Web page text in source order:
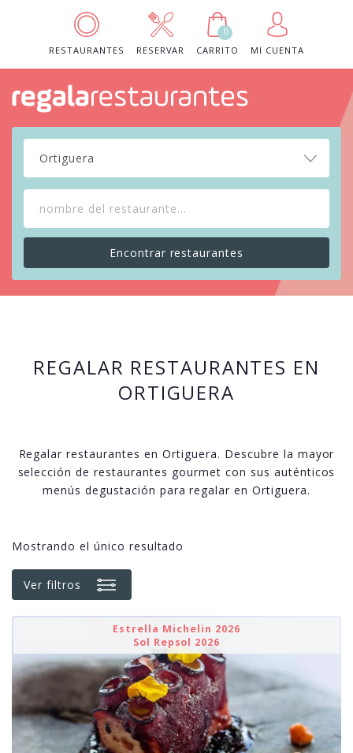
RESTAURANTES RESERVAR
0
CARRITO
MI CUENTA
Ortiguera
REGALAR RESTAURANTES EN
ORTIGUERA
Regalar restaurantes en Ortiguera. Descubre la mayor
selección de restaurantes gourmet con sus auténticos
menús degustación para regalar en Ortiguera.
Mostrando el único resultado
Ver filtros
Estrella Michelin 2026
Sol Repsol 2026